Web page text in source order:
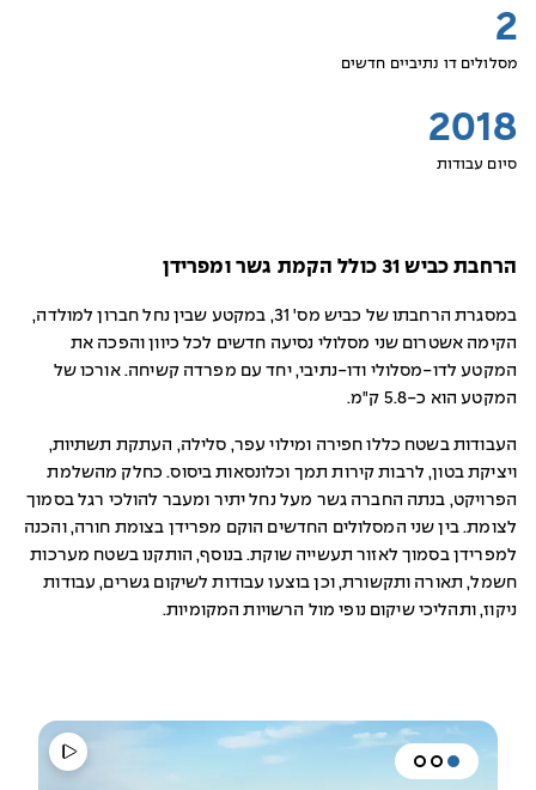
2
מסלולים דו נתיביים חדשים
2018
סיום עבודות
הרחבת כביש 31 כולל הקמת גשר ומפרידן
במסגרת הרחבתו של כביש מס' 31, במקטע שבין נחל חברון למולדה,
הקימה אשטרום שני מסלולי נסיעה חדשים לכל כיוון והפכה את
המקטע לדו-מסלולי ודו-נתיבי, יחד עם מפרדה קשיחה. אורכו של
המקטע הוא כ-5.8 ק"מ.
העבודות בשטח כללו חפירה ומילוי עפר, סלילה, העתקת תשתיות,
ויציקת בטון, לרבות קירות תמך וכלונסאות ביסוס. כחלק מהשלמת
הפרויקט, בנתה החברה גשר מעל נחל יתיר ומעבר להולכי רגל בסמוך
לצומת. בין שני המסלולים החדשים הוקם מפרידן בצומת חורה, והכנה
למפרידן בסמוך לאזור תעשייה שוקת. בנוסף, הותקנו בשטח מערכות
חשמל, תאורה ותקשורת, וכן בוצעו עבודות לשיקום גשרים, עבודות
ניקוז, ותהליכי שיקום נופי מול הרשויות המקומיות.